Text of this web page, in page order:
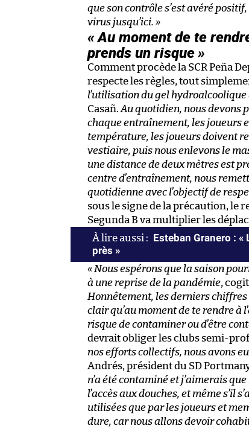
que son contrôle s’est avéré
virus jusqu’ici. »
« Au moment de te
prends un risque »
Comment procède la SCR Peña
respecte les règles, tout
l’utilisation du gel
Casañ. Au quotidien, nous devons
chaque entraînement, les joueurs
température, les joueurs doivent
vestiaire, puis nous enlevons le
une distance de deux mètres est
centre d’entraînement, nous
quotidienne avec l’objectif de
sous le signe de la précaution, le
Segunda B va multiplier les
Esteban Granero :
près »
« Nous espérons que la saison
à une reprise de la pandémie,
Honnêtement, les derniers
clair qu’au moment de te rendre à
risque de contaminer ou d’être
devrait obliger les clubs semi-
nos efforts collectifs, nous avons
Andrés, président du SD
n’a été contaminé et j’aimerais
l’accès aux douches, et même s’il
utilisées que par les joueurs et
dure, car nous allons devoir